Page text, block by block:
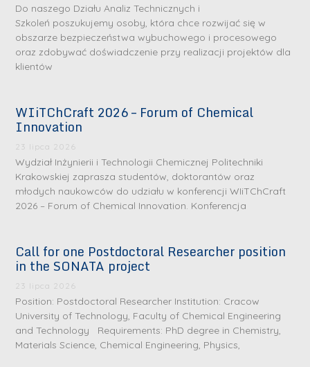
Do naszego Działu Analiz Technicznych i
Szkoleń poszukujemy osoby, która chce rozwijać się w
obszarze bezpieczeństwa wybuchowego i procesowego
oraz zdobywać doświadczenie przy realizacji projektów dla
klientów
WIiTChCraft 2026 – Forum of Chemical
Innovation
23 lipca 2026
Wydział Inżynierii i Technologii Chemicznej Politechniki
Krakowskiej zaprasza studentów, doktorantów oraz
młodych naukowców do udziału w konferencji WIiTChCraft
2026 – Forum of Chemical Innovation. Konferencja
Call for one Postdoctoral Researcher position
in the SONATA project
23 lipca 2026
Position: Postdoctoral Researcher Institution: Cracow
University of Technology, Faculty of Chemical Engineering
and Technology Requirements: PhD degree in Chemistry,
Materials Science, Chemical Engineering, Physics,